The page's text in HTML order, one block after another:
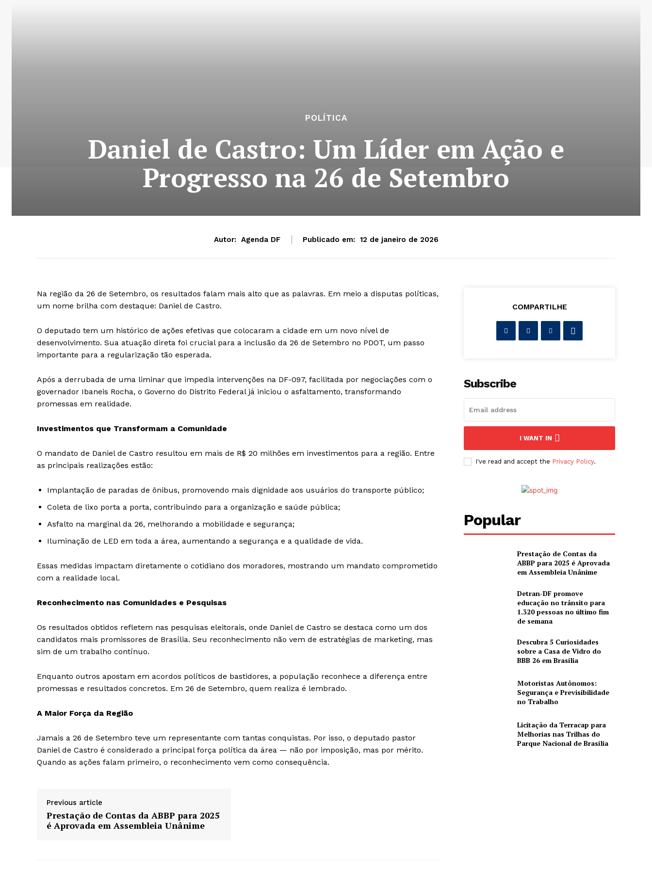
POLÍTICA
Daniel de Castro: Um Líder em Ação e
Progresso na 26 de Setembro
Autor: Agenda DF Publicado em: 12 de janeiro de 2026
Na região da 26 de Setembro, os resultados falam mais alto que as palavras. Em meio a disputas políticas,
um nome brilha com destaque: Daniel de Castro.
O deputado tem um histórico de ações efetivas que colocaram a cidade em um novo nível de
desenvolvimento. Sua atuação direta foi crucial para a inclusão da 26 de Setembro no PDOT, um passo
importante para a regularização tão esperada.
Após a derrubada de uma liminar que impedia intervenções na DF-097, facilitada por negociações com o
governador Ibaneis Rocha, o Governo do Distrito Federal já iniciou o asfaltamento, transformando
promessas em realidade.
Investimentos que Transformam a Comunidade
O mandato de Daniel de Castro resultou em mais de R$ 20 milhões em investimentos para a região. Entre
as principais realizações estão:
Implantação de paradas de ônibus, promovendo mais dignidade aos usuários do transporte público;
Coleta de lixo porta a porta, contribuindo para a organização e saúde pública;
Asfalto na marginal da 26, melhorando a mobilidade e segurança;
Iluminação de LED em toda a área, aumentando a segurança e a qualidade de vida.
Essas medidas impactam diretamente o cotidiano dos moradores, mostrando um mandato comprometido
com a realidade local.
Reconhecimento nas Comunidades e Pesquisas
Os resultados obtidos refletem nas pesquisas eleitorais, onde Daniel de Castro se destaca como um dos
candidatos mais promissores de Brasília. Seu reconhecimento não vem de estratégias de marketing, mas
sim de um trabalho contínuo.
Enquanto outros apostam em acordos políticos de bastidores, a população reconhece a diferença entre
promessas e resultados concretos. Em 26 de Setembro, quem realiza é lembrado.
A Maior Força da Região
Jamais a 26 de Setembro teve um representante com tantas conquistas. Por isso, o deputado pastor
Daniel de Castro é considerado a principal força política da área — não por imposição, mas por mérito.
Quando as ações falam primeiro, o reconhecimento vem como consequência.
Previous article
Prestação de Contas da ABBP para 2025
é Aprovada em Assembleia Unânime
COMPARTILHE
Subscribe
I WANT IN
I've read and accept the Privacy Policy.
Popular
Prestação de Contas da
ABBP para 2025 é Aprovada
em Assembleia Unânime
Detran-DF promove
educação no trânsito para
1.320 pessoas no último fim
de semana
Descubra 5 Curiosidades
sobre a Casa de Vidro do
BBB 26 em Brasília
Motoristas Autônomos:
Segurança e Previsibilidade
no Trabalho
Licitação da Terracap para
Melhorias nas Trilhas do
Parque Nacional de Brasília